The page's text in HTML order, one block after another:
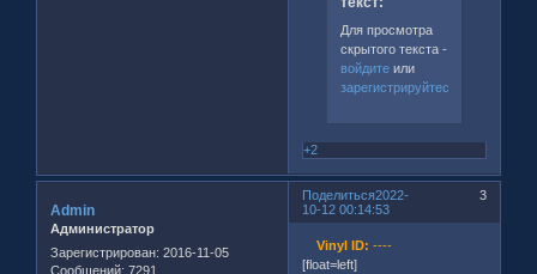
Для просмотра
скрытого текста -
войдитеили
зарегистрируйтесь
+2
Поделиться 3
2022-
10-12 00:14:53
Admin
Администратор
Зарегистрирован: 2016-11-05
Сообщений: 7291
Vinyl ID: ----
[float=left]